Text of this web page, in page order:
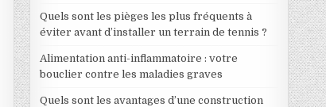
Quels sont les pièges les plus fréquents à
éviter avant d’installer un terrain de tennis ?
Alimentation anti-inflammatoire : votre
bouclier contre les maladies graves
Quels sont les avantages d’une construction